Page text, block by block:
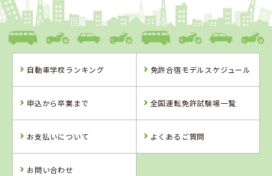
徳島県
阿波自動車学校
詳 細 予 約
詳 細
予 約
詳 細
自動車学校ランキング 免許合宿モデルスケジュール
申込から卒業まで 全国運転免許試験場一覧
お支払いについて よくあるご質問
お問い合わせ